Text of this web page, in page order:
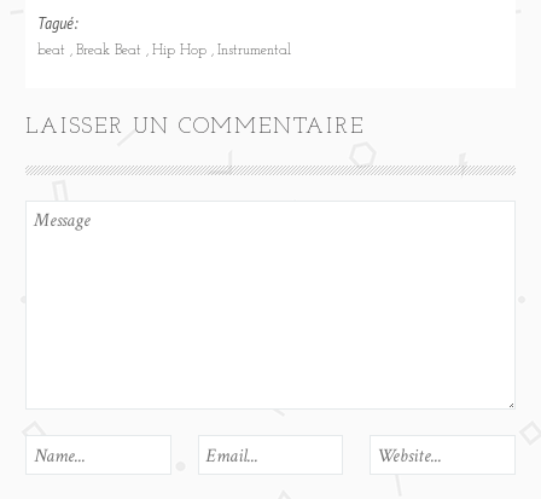
Tagué:
beat Break Beat Hip Hop Instrumental
LAISSER UN COMMENTAIRE